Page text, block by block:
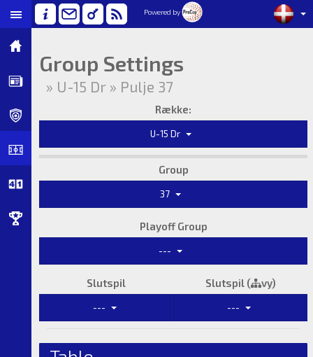
Powered by
Group Settings
» U-15 Dr » Pulje 37
Række:
U-15 Dr
Group
37
Playoff Group
---
Slutspil Slutspil ( vy)
--- ---